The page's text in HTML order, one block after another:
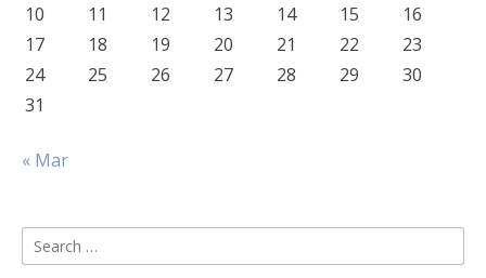
10 11 12 13 14 15
16
17
18 19 20 21 22
23
24
25 26 27 28 29
30
31
« Mar
Search
for: